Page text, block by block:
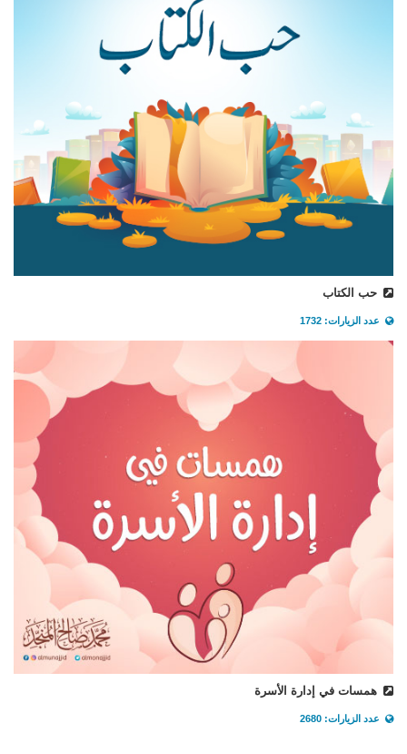
حب الكتاب
عدد الزيارات: 1732
همسات في إدارة الأسرة
عدد الزيارات: 2680